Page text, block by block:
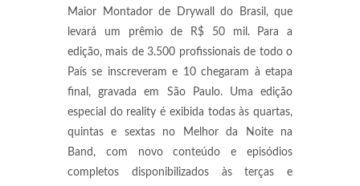
Maior Montador de Drywall do Brasil, que
levará um prêmio de R$ 50 mil. Para a
edição, mais de 3.500 profissionais de todo o
País se inscreveram e 10 chegaram à etapa
final, gravada em São Paulo. Uma edição
especial do reality é exibida todas às quartas,
quintas e sextas no Melhor da Noite na
Band, com novo conteúdo e episódios
completos disponibilizados às terças e